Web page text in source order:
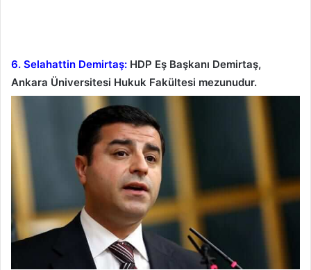
6. Selahattin Demirtaş: HDP Eş Başkanı Demirtaş,
Ankara Üniversitesi Hukuk Fakültesi mezunudur.